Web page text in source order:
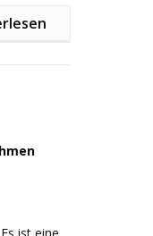
derWein
samt
Glas in